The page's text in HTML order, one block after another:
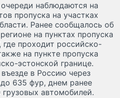
наблюдаются на
пропуска на участках
Ранее сообщалось об
на пунктах пропуска
проходит российско-
на пункте пропуска
эстонской границе.
в Россию через
635 фур, днем ранее
автомобилей.